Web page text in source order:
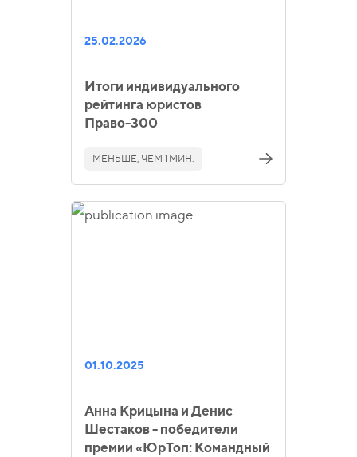
25.02.2026
Итоги индивидуального
рейтинга юристов
Право-300
МЕНЬШЕ, ЧЕМ 1 МИН.
01.10.2025
Анна Крицына и Денис
Шестаков - победители
премии «ЮрТоп: Командный